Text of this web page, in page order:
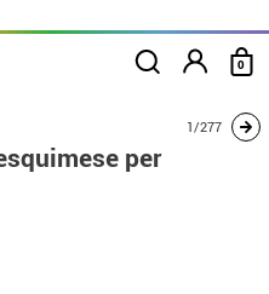
0
Coppia di pinguino ed esquimese per
1/277
per